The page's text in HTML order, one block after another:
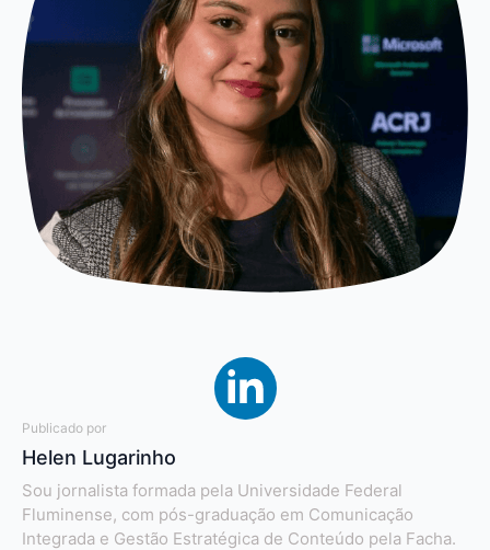
Publicado por
Helen Lugarinho
Sou jornalista formada pela Universidade Federal
Fluminense, com pós-graduação em Comunicação
Integrada e Gestão Estratégica de Conteúdo pela Facha.